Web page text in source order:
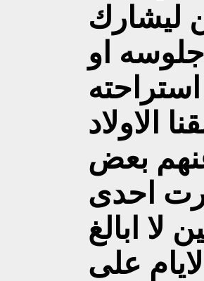
ليشارك
او
استراحته
الاولاد
بعض
احدى
لا ابالغ
على